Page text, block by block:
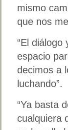
mismo
que nos
“El
espacio
decimos a
luchando”.
“Ya basta
cualquiera